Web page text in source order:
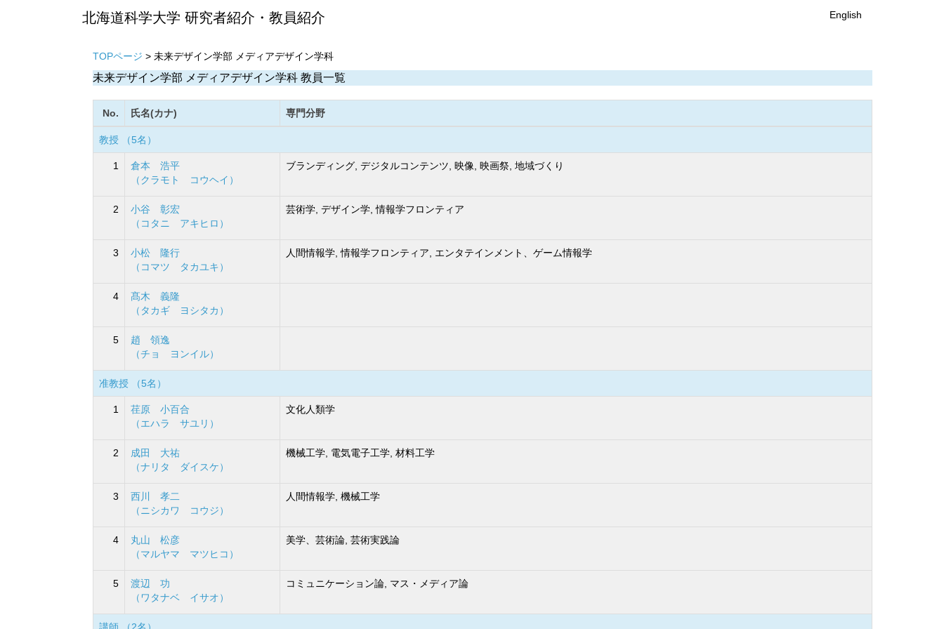
北海道科学大学 研究者紹介・教員紹介 English
TOPページ > 未来デザイン学部 メディアデザイン学科
未来デザイン学部 メディアデザイン学科 教員一覧
No. 氏名(カナ) 専門分野
教授 （5名）
1
倉本 浩平
（クラモト コウヘイ）
ブランディング, デジタルコンテンツ, 映像, 映画祭, 地域づくり
2
小谷 彰宏
（コタニ アキヒロ）
芸術学, デザイン学, 情報学フロンティア
3
小松 隆行
（コマツ タカユキ）
人間情報学, 情報学フロンティア, エンタテインメント、ゲーム情報学
4
髙木 義隆
（タカギ ヨシタカ）
5
趙 領逸
（チョ ヨンイル）
准教授 （5名）
1
荏原 小百合
（エハラ サユリ）
文化人類学
2
成田 大祐
（ナリタ ダイスケ）
機械工学, 電気電子工学, 材料工学
3
西川 孝二
（ニシカワ コウジ）
人間情報学, 機械工学
4
丸山 松彦
（マルヤマ マツヒコ）
美学、芸術論, 芸術実践論
5
渡辺 功
（ワタナベ イサオ）
コミュニケーション論, マス・メディア論